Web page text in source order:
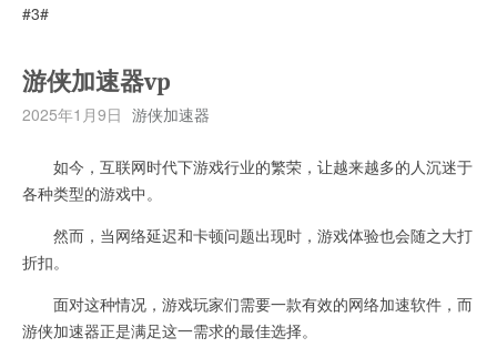
#3#
游侠加速器vp
2025年1月9日 游侠加速器
如今，互联网时代下游戏行业的繁荣，让越来越多的人沉迷于
各种类型的游戏中。
然而，当网络延迟和卡顿问题出现时，游戏体验也会随之大打
折扣。
面对这种情况，游戏玩家们需要一款有效的网络加速软件，而
游侠加速器正是满足这一需求的最佳选择。